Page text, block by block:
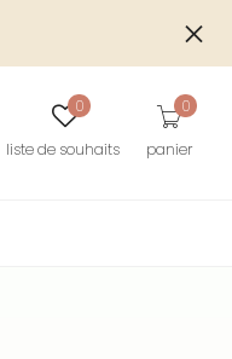
liste de souhaits
0
panier
0